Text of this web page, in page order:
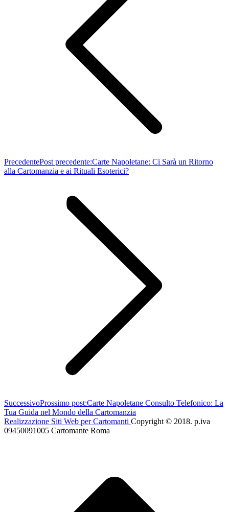
PrecedentePost precedente:Carte Napoletane: Ci Sarà un Ritorno
alla Cartomanzia e ai Rituali Esoterici?
SuccessivoProssimo post:Carte Napoletane Consulto Telefonico: La
Tua Guida nel Mondo della Cartomanzia
Realizzazione Siti Web per Cartomanti Copyright © 2018. p.iva
09450091005 Cartomante Roma